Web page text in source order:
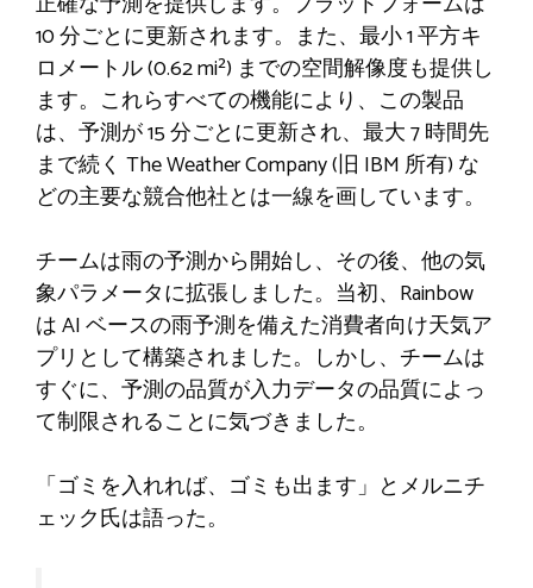
10 分ごとに更新されます。また、最小 1 平方キ
ロメートル (0.62 mi²) までの空間解像度も提供し
ます。これらすべての機能により、この製品
は、予測が 15 分ごとに更新され、最大 7 時間先
まで続く The Weather Company (旧 IBM 所有) な
どの主要な競合他社とは一線を画しています。
チームは雨の予測から開始し、その後、他の気
象パラメータに拡張しました。当初、Rainbow
は AI ベースの雨予測を備えた消費者向け天気ア
プリとして構築されました。しかし、チームは
すぐに、予測の品質が入力データの品質によっ
て制限されることに気づきました。
「ゴミを入れれば、ゴミも出ます」とメルニチ
ェック氏は語った。